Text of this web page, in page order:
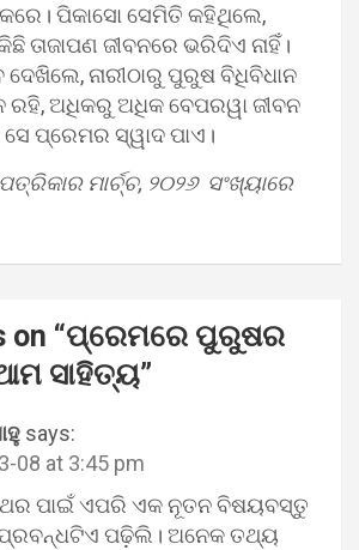
ପିକାସୋ ସେମିତି କହିଥିଲେ,
ତାଜାପଣ ଜୀବନରେ ଭରିଦିଏ ନାହିଁ।
ଦେଖିଲେ, ନାରୀଠାରୁ ପୁରୁଷ ବିଧିବିଧାନ
ଅଧିକରୁ ଅଧିକ ବେପରୱା ଜୀବନ
ସେ ପ୍ରେମର ସ୍ୱାଦ ପାଏ।
ପତ୍ରିକାର ମାର୍ଚ୍ଚ, ୨୦୨୬ ସଂଖ୍ୟାରେ
“ପ୍ରେମରେ ପୁରୁଷର
ସାହିତ୍ୟ”
says:
08 at 3:45 pm
ପାଇଁ ଏପରି ଏକ ନୂତନ ବିଷୟବସ୍ତୁ
ପଢ଼ିଲି। ଅନେକ ତଥ୍ୟ